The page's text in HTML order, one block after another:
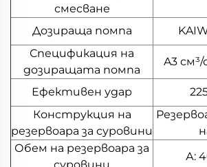
смесване
Дозираща помпа
Спецификация на
дозиращата помпа
A3 см³/
Ефективен удар
Конструкция на
резервоара за суровини
Обем на резервоара за
А: